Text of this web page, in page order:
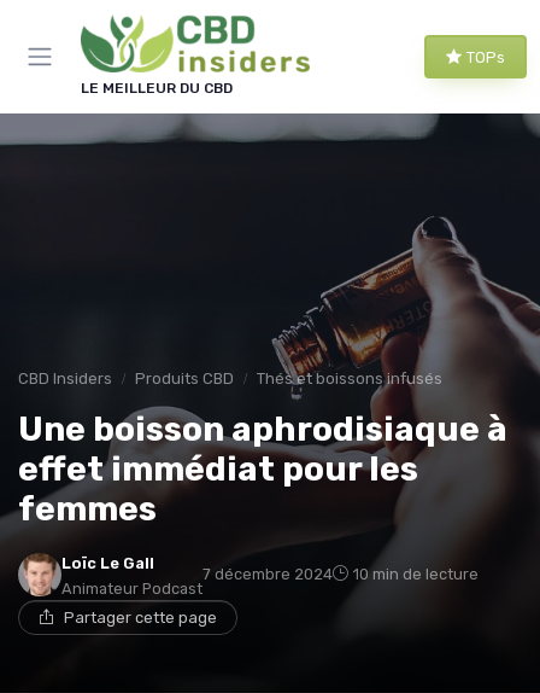
LE MEILLEUR DU CBD
TOPs
CBD Insiders Produits CBD Thés et boissons infusés
Une boisson aphrodisiaque à
effet immédiat pour les
femmes
Loïc Le Gall
Animateur Podcast
7 décembre 2024 10 min de lecture
Partager cette page
Panneau de gestion des cookies